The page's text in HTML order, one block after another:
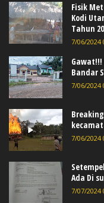
Fisik
Kodi
Tahun
7/06/2024
Bandar
7/06/2024
7/06/2024
Ada Di
7/07/2024